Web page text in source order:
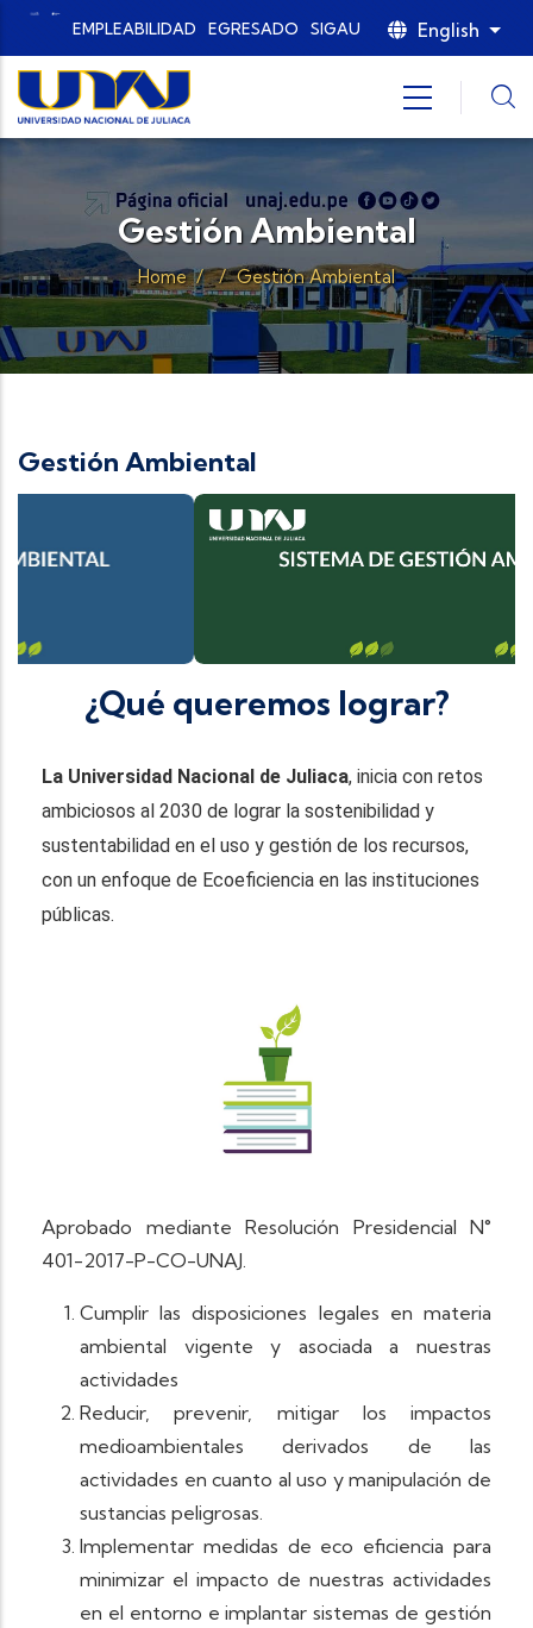
Skip to main content
EMPLEABILIDAD EGRESADO SIGAU English List
Gestión Ambiental
Home / / Gestión Ambiental
Gestión Ambiental
¿Qué queremos lograr?
La Universidad Nacional de Juliaca, inicia con retos
ambiciosos al 2030 de lograr la sostenibilidad y
sustentabilidad en el uso y gestión de los recursos,
con un enfoque de Ecoeficiencia en las instituciones
públicas.
Aprobado mediante Resolución Presidencial N°
401-2017-P-CO-UNAJ.
Cumplir las disposiciones legales en materia
ambiental vigente y asociada a nuestras
actividades
Reducir, prevenir, mitigar los impactos
medioambientales derivados de las
actividades en cuanto al uso y manipulación de
sustancias peligrosas.
Implementar medidas de eco eficiencia para
minimizar el impacto de nuestras actividades
en el entorno e implantar sistemas de gestión